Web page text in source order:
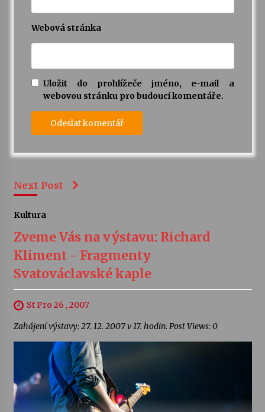
Webová stránka
Uložit do prohlížeče jméno, e-mail a
webovou stránku pro budoucí komentáře.
Next Post
Kultura
Zveme Vás na výstavu: Richard
Kliment - Fragmenty
Svatováclavské kaple
St Pro 26 , 2007
Zahájení výstavy: 27. 12. 2007 v 17. hodin. Post Views: 0